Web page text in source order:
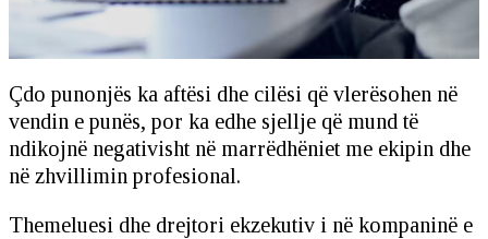
Çdo punonjës ka aftësi dhe cilësi që vlerësohen në
vendin e punës, por ka edhe sjellje që mund të
ndikojnë negativisht në marrëdhëniet me ekipin dhe
në zhvillimin profesional.
Themeluesi dhe drejtori ekzekutiv i në kompaninë e